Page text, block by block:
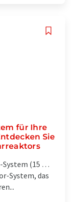
für Ihre
Sie
System (15 …
System, das